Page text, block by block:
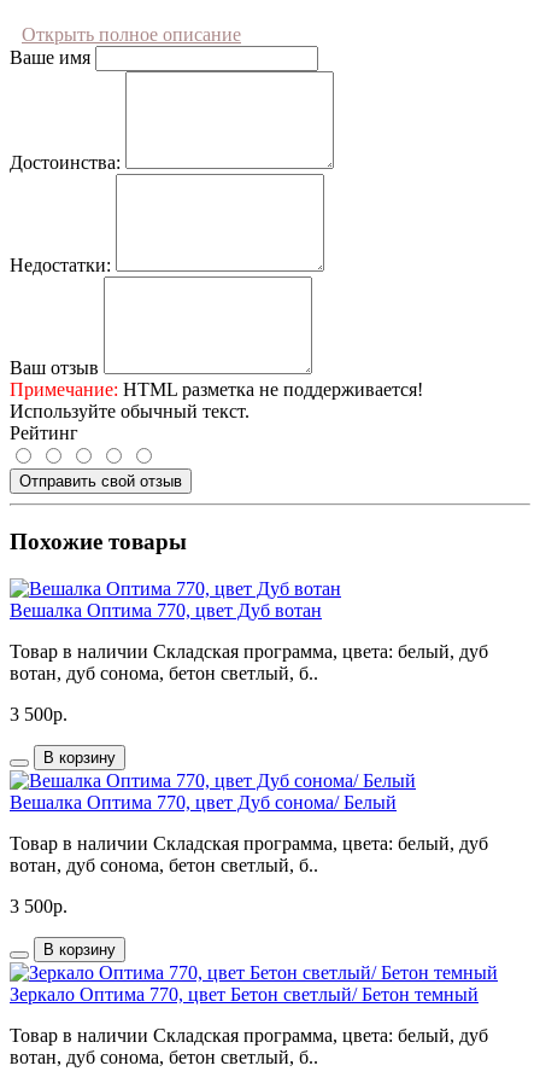
Открыть полное описание
Ваше имя
Достоинства:
Недостатки:
Ваш отзыв
Примечание: HTML разметка не поддерживается!
Используйте обычный текст.
Рейтинг
Отправить свой отзыв
Похожие товары
Вешалка Оптима 770, цвет Дуб вотан
Товар в наличии Складская программа, цвета: белый, дуб
вотан, дуб сонома, бетон светлый, б..
3 500р.
В корзину
Вешалка Оптима 770, цвет Дуб сонома/ Белый
Товар в наличии Складская программа, цвета: белый, дуб
вотан, дуб сонома, бетон светлый, б..
3 500р.
В корзину
Зеркало Оптима 770, цвет Бетон светлый/ Бетон темный
Товар в наличии Складская программа, цвета: белый, дуб
вотан, дуб сонома, бетон светлый, б..